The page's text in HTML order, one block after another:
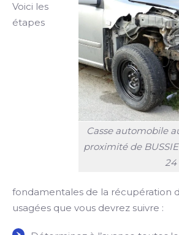
Casse automobile
proximité de
24
Voici les
étapes
fondamentales de la récupération
usagées que vous devrez suivre :